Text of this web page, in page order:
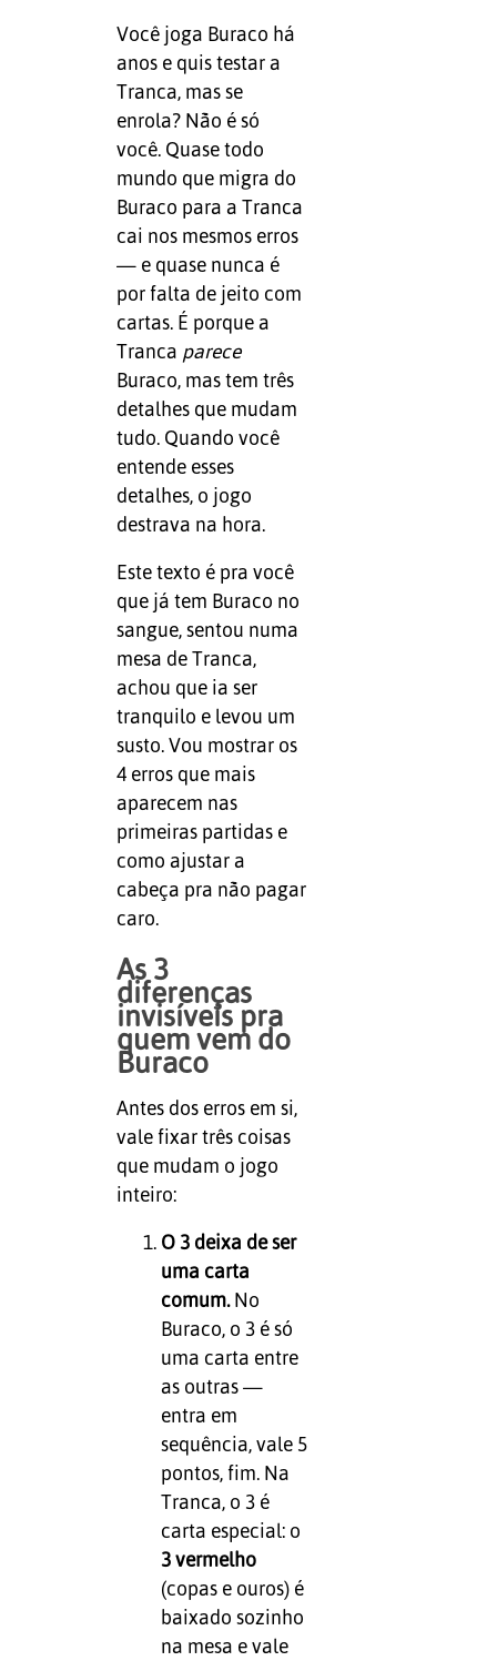
Você joga Buraco há
anos e quis testar a
Tranca, mas se
enrola? Não é só
você. Quase todo
mundo que migra do
Buraco para a Tranca
cai nos mesmos erros
— e quase nunca é
por falta de jeito com
cartas. É porque a
Tranca parece
Buraco, mas tem três
detalhes que mudam
tudo. Quando você
entende esses
detalhes, o jogo
destrava na hora.
Este texto é pra você
que já tem Buraco no
sangue, sentou numa
mesa de Tranca,
achou que ia ser
tranquilo e levou um
susto. Vou mostrar os
4 erros que mais
aparecem nas
primeiras partidas e
como ajustar a
cabeça pra não pagar
caro.
As 3
diferenças
invisíveis pra
quem vem do
Buraco
Antes dos erros em si,
vale fixar três coisas
que mudam o jogo
inteiro:
O 3 deixa de ser
uma carta
comum.No
Buraco, o 3 é só
uma carta entre
as outras —
entra em
sequência, vale 5
pontos, fim. Na
Tranca, o 3 é
carta especial: o
3 vermelho
(copas e ouros) é
baixado sozinho
na mesa e vale